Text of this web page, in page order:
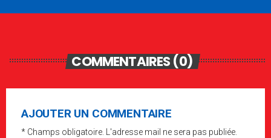
COMMENTAIRES (0)
AJOUTER UN COMMENTAIRE
* Champs obligatoire. L'adresse mail ne sera pas publiée.